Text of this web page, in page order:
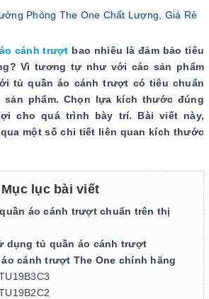
Phòng The One Chất Lượng, Giá Rẻ
cánh trượt bao nhiêu là đảm bảo tiêu
Vì tương tự như với các sản phẩm
tủ quần áo cánh trượt có tiêu chuẩn
phẩm. Chọn lựa kích thước đúng
cho quá trình bày trí. Bài viết này,
một số chi tiết liên quan kích thước
Mục lục bài viết
áo cánh trượt chuẩn trên thị
dụng tủ quần áo cánh trượt
cánh trượt The One chính hãng